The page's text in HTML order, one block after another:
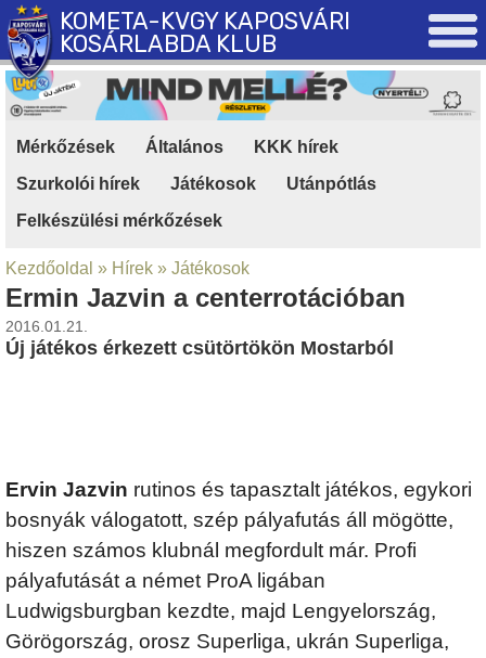
KOMETA-KVGY KAPOSVÁRI
KOSÁRLABDA KLUB
Mérkőzések Általános KKK hírek
Szurkolói hírek
Játékosok Utánpótlás
Felkészülési mérkőzések
Kezdőoldal » Hírek » Játékosok
Ermin Jazvin a centerrotációban
2016.01.21.
Új játékos érkezett csütörtökön Mostarból
Ervin Jazvin rutinos és tapasztalt játékos, egykori
bosnyák válogatott, szép pályafutás áll mögötte,
hiszen számos klubnál megfordult már. Profi
pályafutását a német ProA ligában
Ludwigsburgban kezdte, majd Lengyelország,
Görögország, orosz Superliga, ukrán Superliga,